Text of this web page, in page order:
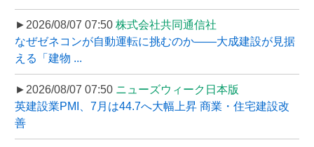
►2026/08/07 07:50 株式会社共同通信社
なぜゼネコンが自動運転に挑むのか――大成建設が見据
える「建物 ...
►2026/08/07 07:50 ニューズウィーク日本版
英建設業PMI、7月は44.7へ大幅上昇 商業・住宅建設改
善